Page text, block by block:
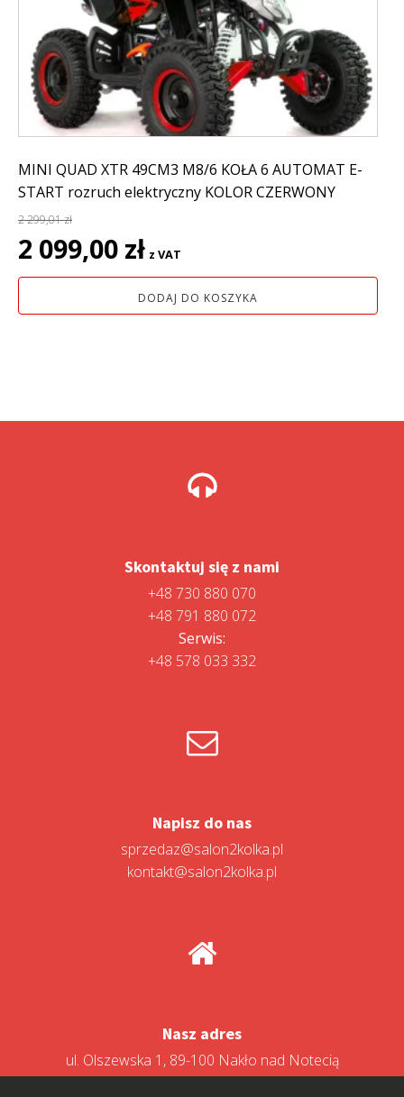
MINI QUAD XTR 49CM3 M8/6 KOŁA 6 AUTOMAT E-
START rozruch elektryczny KOLOR CZERWONY
2 299,01zł
Pierwotna
cena
wynosiła:
2 099,00 zł cena
wynosi:
2
z VAT
DODAJ DO KOSZYKA
Skontaktuj się z nami
+48 730 880 070
+48 791 880 072
Serwis:
+48 578 033 332
Napisz do nas
sprzedaz@salon2kolka.pl
kontakt@salon2kolka.pl
Nasz adres
ul. Olszewska 1, 89-100 Nakło nad Notecią